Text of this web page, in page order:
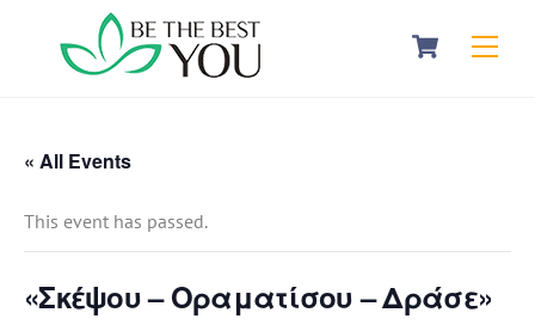
Cart
« All Events
This event has passed.
«Σκέψου – Οραματίσου – Δράσε»